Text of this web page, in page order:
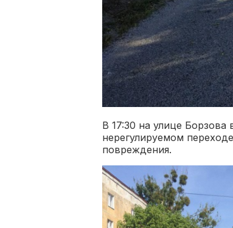
В 17:30 на улице Борзова
нерегулируемом
повреждения.